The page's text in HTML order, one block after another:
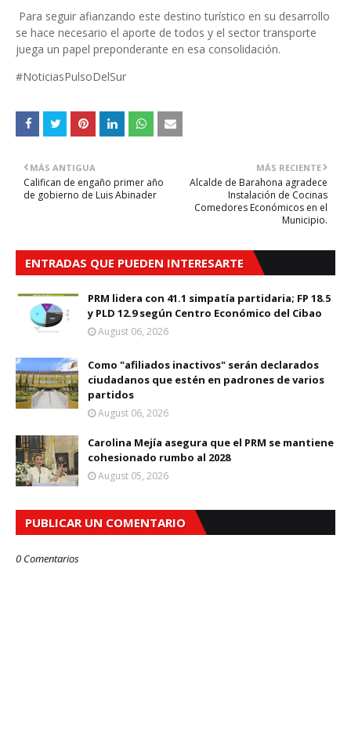
Para seguir afianzando este destino turístico en su desarrollo
se hace necesario el aporte de todos y el sector transporte
juega un papel preponderante en esa consolidación.
#NoticiasPulsoDelSur
MÁS RECIENTE
Alcalde de Barahona agradece
Instalación de Cocinas
Comedores Económicos en el
Municipio.
MÁS ANTIGUA
Califican de engaño primer año
de gobierno de Luis Abinader
ENTRADAS QUE PUEDEN INTERESARTE
PRM lidera con 41.1 simpatía partidaria; FP 18.5
y PLD 12.9 según Centro Económico del Cibao
August 06, 2026
Como "afiliados inactivos" serán declarados
ciudadanos que estén en padrones de varios
partidos
August 06, 2026
Carolina Mejía asegura que el PRM se mantiene
cohesionado rumbo al 2028
August 05, 2026
PUBLICAR UN COMENTARIO
0 Comentarios